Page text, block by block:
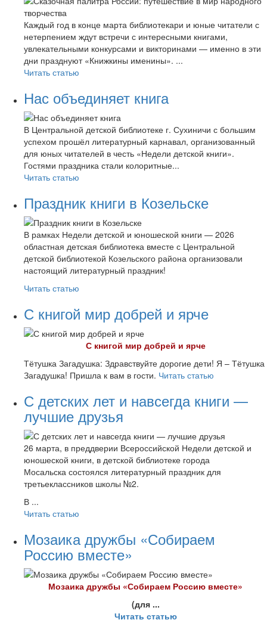
Каждый год в конце марта библиотекари и юные читатели с
нетерпением ждут встречи с интересными книгами,
увлекательными конкурсами и викторинами — именно в эти
дни празднуют «Книжкины именины». ...
Читать статью
Нас объединяет книга
В Центральной детской библиотеке г. Сухиничи с большим
успехом прошёл литературный карнавал, организованный
для юных читателей в честь «Недели детской книги».
Гостями праздника стали колоритные...
Читать статью
Праздник книги в Козельске
В рамках Недели детской и юношеской книги — 2026
областная детская библиотека вместе с Центральной
детской библиотекой Козельского района организовали
настоящий литературный праздник!
Читать статью
С книгой мир добрей и ярче
С книгой мир добрей и ярче
Тётушка Загадушка: Здравствуйте дорогие дети! Я – Тётушка
Загадушка! Пришла к вам в гости. Читать статью
С детских лет и навсегда книги —
лучшие друзья
26 марта, в преддверии Всероссийской Недели детской и
юношеской книги, в детской библиотеке города
Мосальска состоялся литературный праздник для
третьеклассников школы №2.
В ...
Читать статью
Мозаика дружбы «Собираем
Россию вместе»
Мозаика дружбы «Собираем Россию вместе»
(для ...
Читать статью